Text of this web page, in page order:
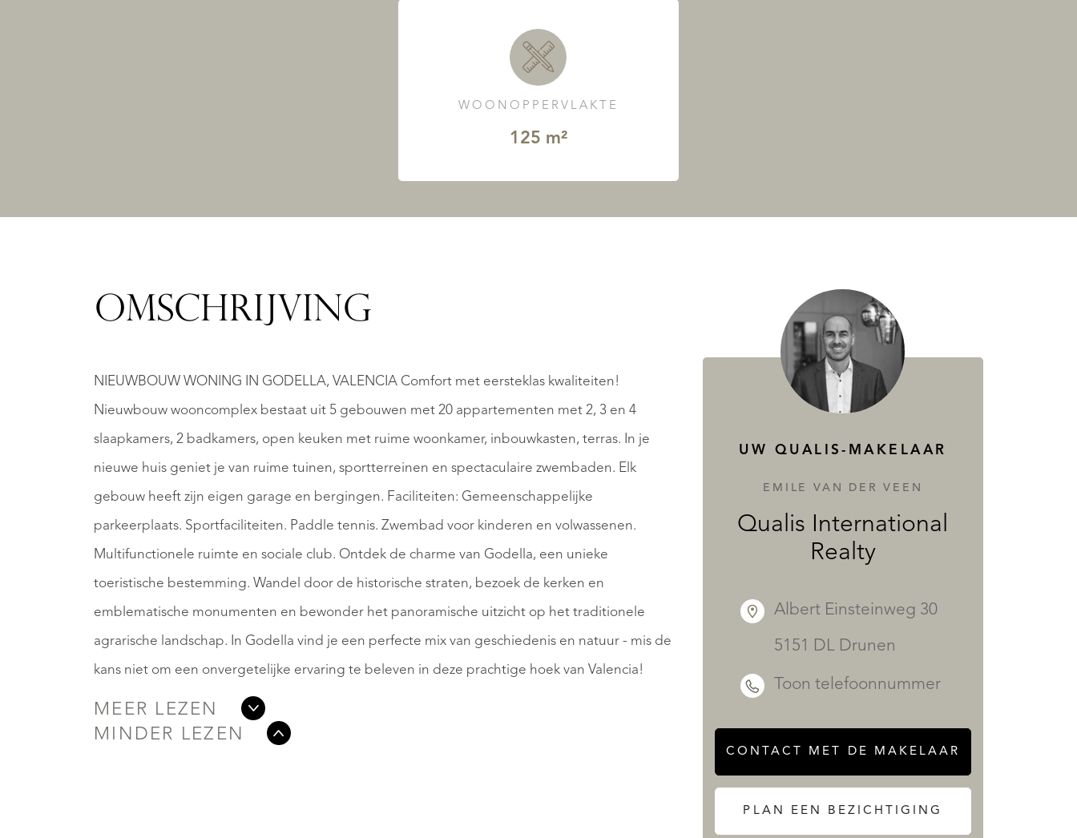
WOONOPPERVLAKTE
125 m²
OMSCHRIJVING
NIEUWBOUW WONING IN GODELLA, VALENCIA Comfort met eersteklas kwaliteiten!
Nieuwbouw wooncomplex bestaat uit 5 gebouwen met 20 appartementen met 2, 3 en 4
slaapkamers, 2 badkamers, open keuken met ruime woonkamer, inbouwkasten, terras. In je
nieuwe huis geniet je van ruime tuinen, sportterreinen en spectaculaire zwembaden. Elk
gebouw heeft zijn eigen garage en bergingen. Faciliteiten: Gemeenschappelijke
parkeerplaats. Sportfaciliteiten. Paddle tennis. Zwembad voor kinderen en volwassenen.
Multifunctionele ruimte en sociale club. Ontdek de charme van Godella, een unieke
toeristische bestemming. Wandel door de historische straten, bezoek de kerken en
emblematische monumenten en bewonder het panoramische uitzicht op het traditionele
agrarische landschap. In Godella vind je een perfecte mix van geschiedenis en natuur - mis de
kans niet om een onvergetelijke ervaring te beleven in deze prachtige hoek van Valencia!
MEER LEZEN
MINDER LEZEN
UW QUALIS-MAKELAAR
EMILE VAN DER VEEN
Qualis International
Realty
Albert Einsteinweg 30
5151 DL Drunen
Toon telefoonnummer
CONTACT MET DE MAKELAAR
PLAN EEN BEZICHTIGING
AANBOD DIENSTEN